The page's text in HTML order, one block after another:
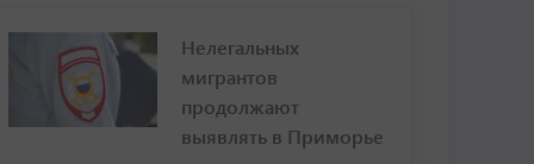
Нелегальных
мигрантов
продолжают
выявлять в Приморье